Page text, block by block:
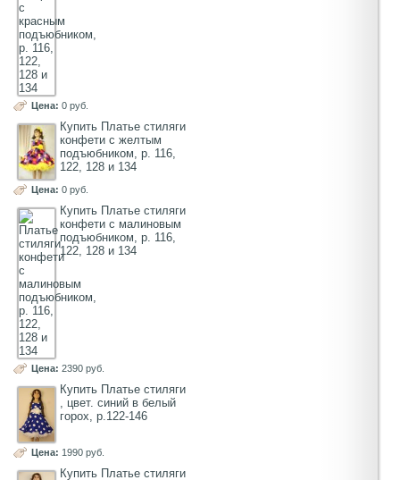
Цена: 0 руб.
Купить Платье стиляги
конфети с желтым
подъюбником, р. 116,
122, 128 и 134
Цена: 0 руб.
Купить Платье стиляги
конфети с малиновым
подъюбником, р. 116,
122, 128 и 134
Цена: 2390 руб.
Купить Платье стиляги
, цвет. синий в белый
горох, р.122-146
Цена: 1990 руб.
Купить Платье стиляги